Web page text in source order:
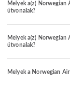
Melyek a(z)
útvonalak?
Melyek a(z)
útvonalak?
Melyek a Norwegian